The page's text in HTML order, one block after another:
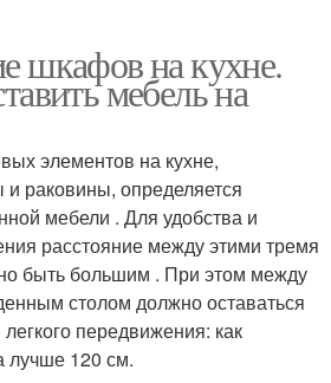
шкафов на кухне.
мебель на
элементов на кухне,
раковины, определяется
мебели . Для удобства и
расстояние между этими тремя
быть большим . При этом между
столом должно оставаться
передвижения: как
лучше 120 см.